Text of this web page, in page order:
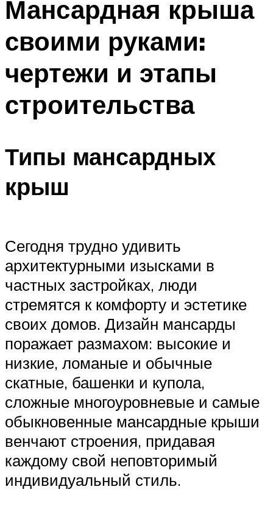
Мансардная крыша
своими руками:
чертежи и этапы
строительства
Типы мансардных
крыш
Сегодня трудно удивить
архитектурными изысками в
частных застройках, люди
стремятся к комфорту и эстетике
своих домов. Дизайн мансарды
поражает размахом: высокие и
низкие, ломаные и обычные
скатные, башенки и купола,
сложные многоуровневые и самые
обыкновенные мансардные крыши
венчают строения, придавая
каждому свой неповторимый
индивидуальный стиль.